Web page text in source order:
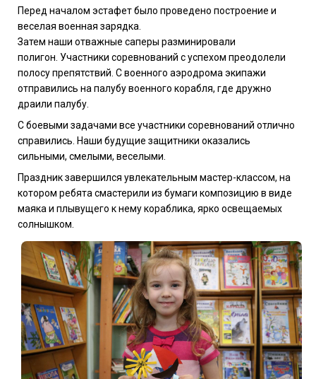
Перед началом эстафет было проведено построение и
веселая военная зарядка.
Затем наши отважные саперы разминировали
полигон. Участники соревнований с успехом преодолели
полосу препятствий. С военного аэродрома экипажи
отправились на палубу военного корабля, где дружно
драили палубу.
С боевыми задачами все участники соревнований отлично
справились. Наши будущие защитники оказались
сильными, смелыми, веселыми.
Праздник завершился увлекательным мастер-классом, на
котором ребята смастерили из бумаги композицию в виде
маяка и плывущего к нему кораблика, ярко освещаемых
солнышком.